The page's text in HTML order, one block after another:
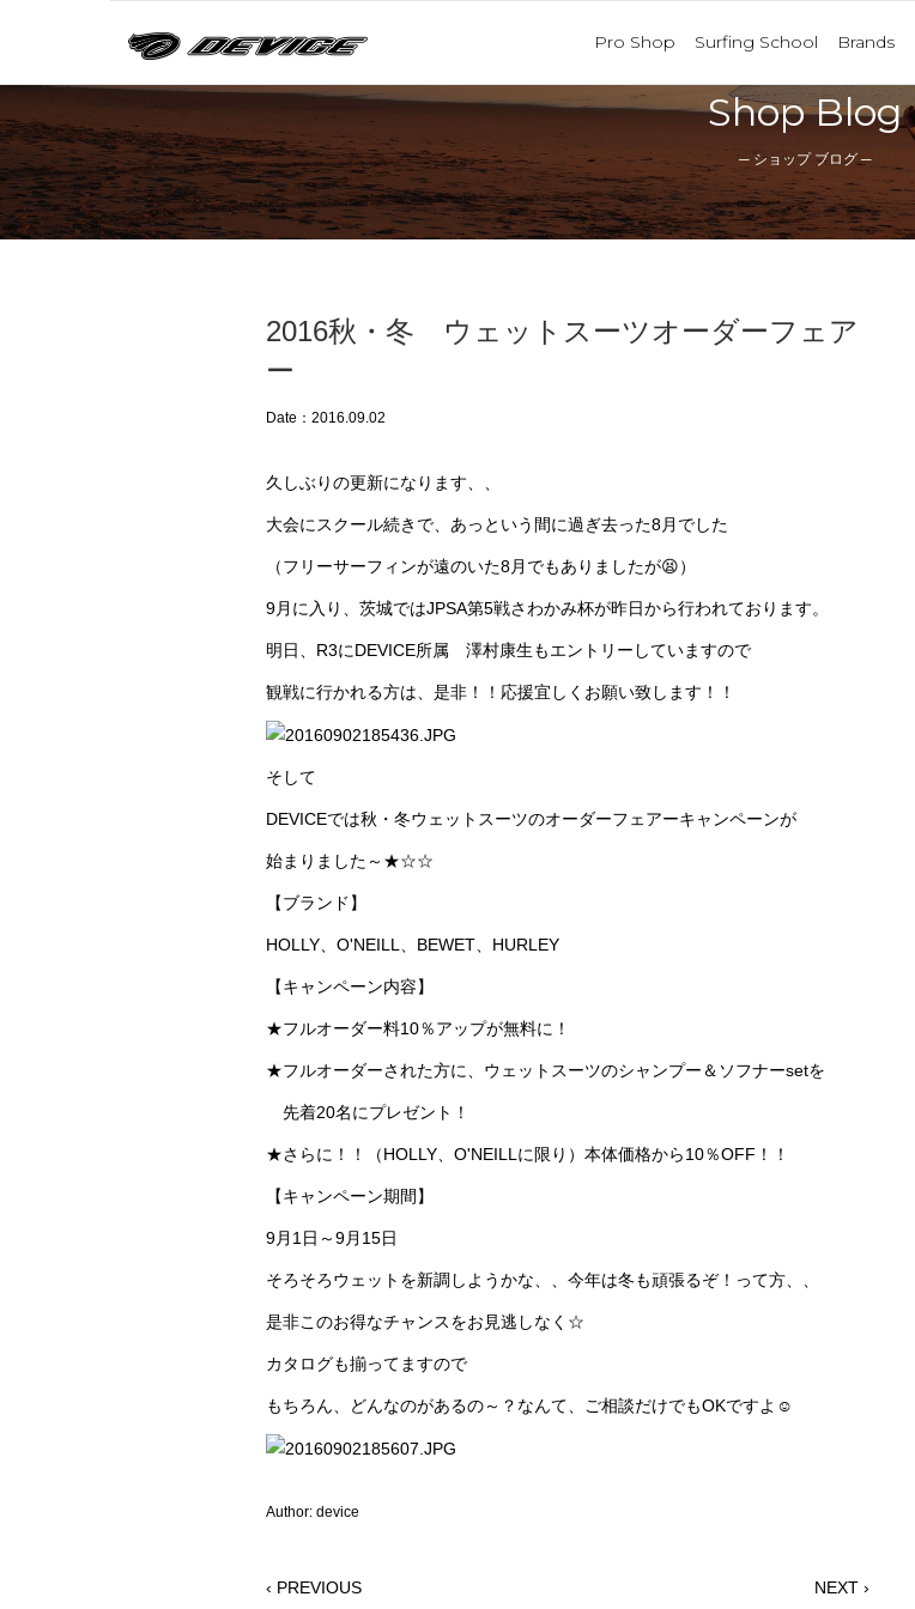
Pro Shop Surfing School Brands
Shop Blog
─ ショップ ブログ ─
2016秋・冬 ウェットスーツオーダーフェア
ー
Date：2016.09.02
久しぶりの更新になります、、
大会にスクール続きで、あっという間に過ぎ去った8月でした
（フリーサーフィンが遠のいた8月でもありましたが😫）
9月に入り、茨城ではJPSA第5戦さわかみ杯が昨日から行われております。
明日、R3にDEVICE所属 澤村康生もエントリーしていますので
観戦に行かれる方は、是非！！応援宜しくお願い致します！！
そして
DEVICEでは秋・冬ウェットスーツのオーダーフェアーキャンペーンが
始まりました～★☆☆
【ブランド】
HOLLY、O'NEILL、BEWET、HURLEY
【キャンペーン内容】
★フルオーダー料10％アップが無料に！
★フルオーダーされた方に、ウェットスーツのシャンプー＆ソフナーsetを
先着20名にプレゼント！
★さらに！！（HOLLY、O'NEILLに限り）本体価格から10％OFF！！
【キャンペーン期間】
9月1日～9月15日
そろそろウェットを新調しようかな、、今年は冬も頑張るぞ！って方、、
是非このお得なチャンスをお見逃しなく☆
カタログも揃ってますので
もちろん、どんなのがあるの～？なんて、ご相談だけでもOKですよ☺
Author: device
‹ PREVIOUS NEXT ›